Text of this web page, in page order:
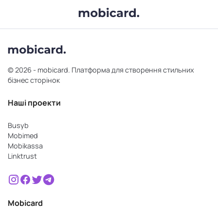
© 2026 - mobicard. Платформа для створення стильних
бізнес сторінок
Наші проекти
Busyb
Mobimed
Mobikassa
Linktrust
Mobicard